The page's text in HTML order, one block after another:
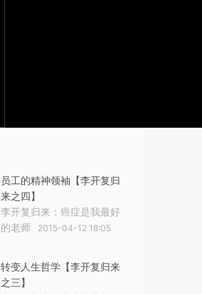
员工的精神领袖【李开复归
来之四】
李开复归来：癌症是我最好
的老师
2015-04-12 18:05
转变人生哲学【李开复归来
之三】